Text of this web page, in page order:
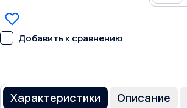
Добавить к сравнению
Характеристики Описание